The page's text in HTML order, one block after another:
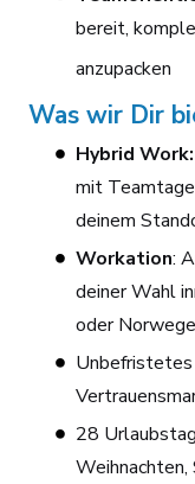
bereit,
anzupacken
Was wir Dir
Hybrid Work:
mit
deinem
Workation:
deiner Wahl
oder
28